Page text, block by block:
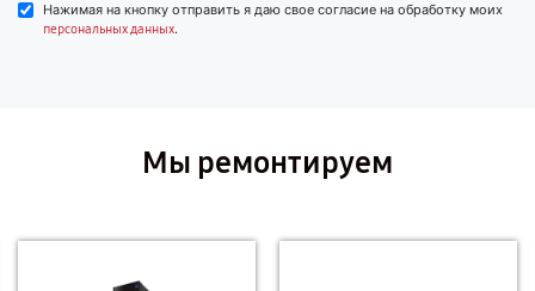
Нажимая на кнопку отправить я даю свое согласие на обработку моих
персональных данных.
Мы ремонтируем